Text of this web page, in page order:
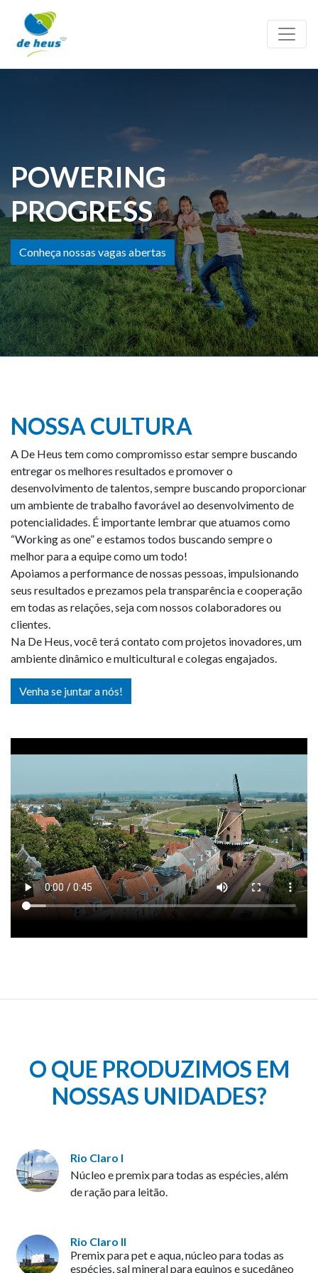
POWERING
PROGRESS
Conheça nossas vagas abertas
NOSSA CULTURA
A De Heus tem como compromisso estar sempre buscando
entregar os melhores resultados e promover o
desenvolvimento de talentos, sempre buscando proporcionar
um ambiente de trabalho favorável ao desenvolvimento de
potencialidades. É importante lembrar que atuamos como
“Working as one” e estamos todos buscando sempre o
melhor para a equipe como um todo!
Apoiamos a performance de nossas pessoas, impulsionando
seus resultados e prezamos pela transparência e cooperação
em todas as relações, seja com nossos colaboradores ou
clientes.
Na De Heus, você terá contato com projetos inovadores, um
ambiente dinâmico e multicultural e colegas engajados.
Venha se juntar a nós!
O QUE PRODUZIMOS EM
NOSSAS UNIDADES?
Rio Claro I
Núcleo e premix para todas as espécies, além
de ração para leitão.
Rio Claro II
Premix para pet e aqua, núcleo para todas as
espécies, sal mineral para equinos e sucedâneo